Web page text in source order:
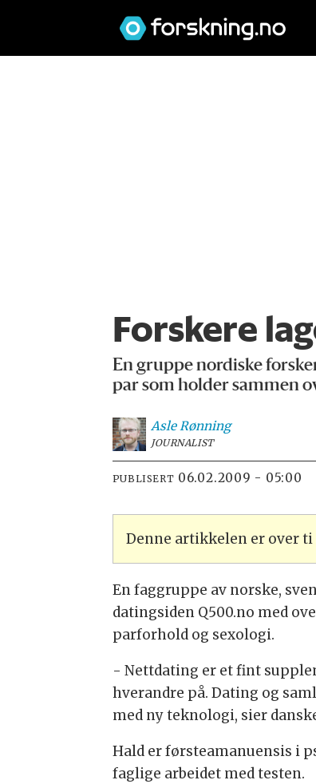
Forskere
En gruppe nordiske
par som holder sammen
Asle Rønning
JOURNALIST
PUBLISERT 06.02.2009 - 05:00
Denne artikkelen er over
En faggruppe av norske,
datingsiden Q500.no med
parforhold og sexologi.
- Nettdating er et fint
hverandre på. Dating og
med ny teknologi, sier
Hald er førsteamanuensis i
faglige arbeidet med testen.